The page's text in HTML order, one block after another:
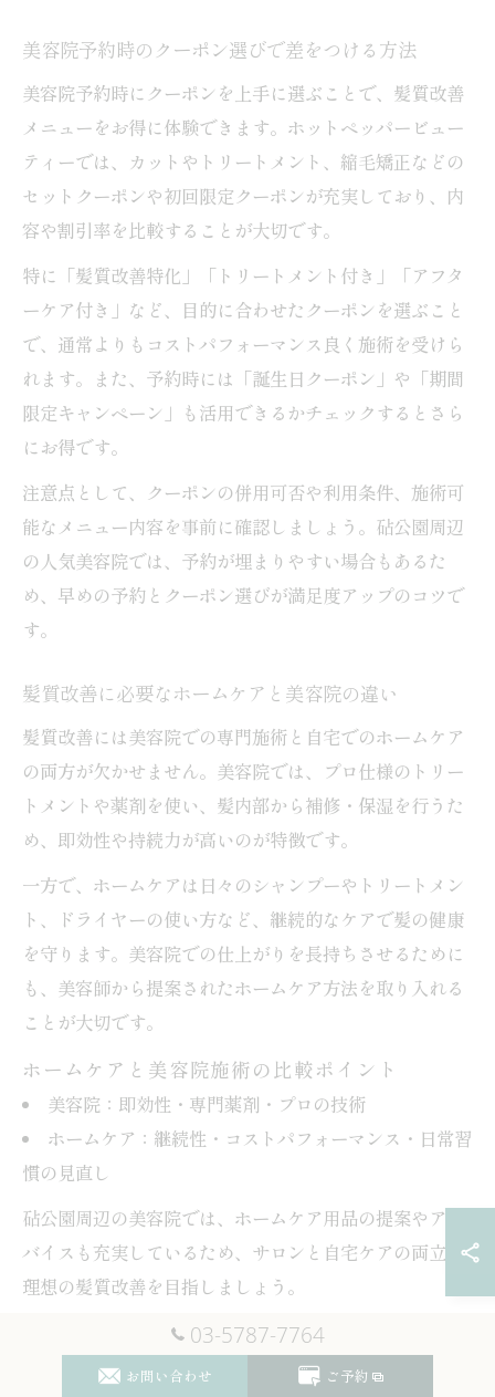
美容院予約時のクーポン選びで差をつける方法
美容院予約時にクーポンを上手に選ぶことで、髪質改善
メニューをお得に体験できます。ホットペッパービュー
ティーでは、カットやトリートメント、縮毛矯正などの
セットクーポンや初回限定クーポンが充実しており、内
容や割引率を比較することが大切です。
特に「髪質改善特化」「トリートメント付き」「アフタ
ーケア付き」など、目的に合わせたクーポンを選ぶこと
で、通常よりもコストパフォーマンス良く施術を受けら
れます。また、予約時には「誕生日クーポン」や「期間
限定キャンペーン」も活用できるかチェックするとさら
にお得です。
注意点として、クーポンの併用可否や利用条件、施術可
能なメニュー内容を事前に確認しましょう。砧公園周辺
の人気美容院では、予約が埋まりやすい場合もあるた
め、早めの予約とクーポン選びが満足度アップのコツで
す。
髪質改善に必要なホームケアと美容院の違い
髪質改善には美容院での専門施術と自宅でのホームケア
の両方が欠かせません。美容院では、プロ仕様のトリー
トメントや薬剤を使い、髪内部から補修・保湿を行うた
め、即効性や持続力が高いのが特徴です。
一方で、ホームケアは日々のシャンプーやトリートメン
ト、ドライヤーの使い方など、継続的なケアで髪の健康
を守ります。美容院での仕上がりを長持ちさせるために
も、美容師から提案されたホームケア方法を取り入れる
ことが大切です。
ホームケアと美容院施術の比較ポイント
美容院：即効性・専門薬剤・プロの技術
ホームケア：継続性・コストパフォーマンス・日常習
慣の見直し
砧公園周辺の美容院では、ホームケア用品の提案やアド
バイスも充実しているため、サロンと自宅ケアの両立で
理想の髪質改善を目指しましょう。
03-5787-7764
お問い合わせ ご予約